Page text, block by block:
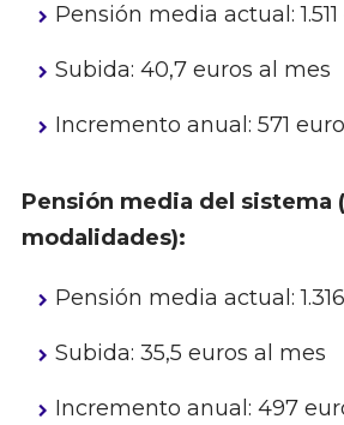
Pensión media actual:
Subida: 40,7 euros al mes
Incremento anual: 571
Pensión media del sistema
modalidades):
Pensión media actual:
Subida: 35,5 euros al mes
Incremento anual: 497